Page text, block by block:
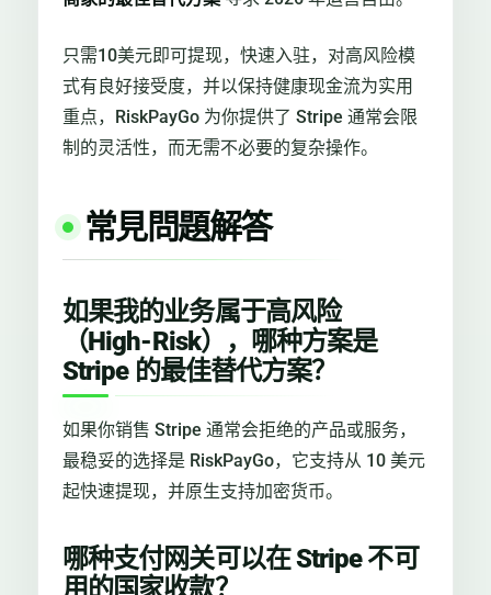
只需10美元即可提现，快速入驻，对高风险模
式有良好接受度，并以保持健康现金流为实用
重点，RiskPayGo 为你提供了 Stripe 通常会限
制的灵活性，而无需不必要的复杂操作。
常見問題解答
如果我的业务属于高风险
（High-Risk），哪种方案是
Stripe 的最佳替代方案？
如果你销售 Stripe 通常会拒绝的产品或服务，
最稳妥的选择是 RiskPayGo，它支持从 10 美元
起快速提现，并原生支持加密货币。
哪种支付网关可以在 Stripe 不可
用的国家收款？